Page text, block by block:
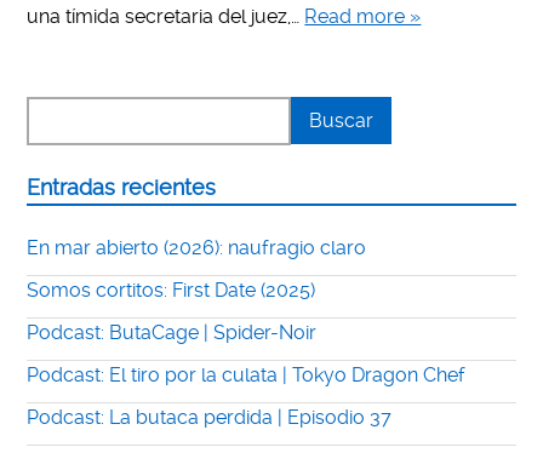
una tímida secretaria del juez,… Read more »
Entradas recientes
En mar abierto (2026): naufragio claro
Somos cortitos: First Date (2025)
Podcast: ButaCage | Spider-Noir
Podcast: El tiro por la culata | Tokyo Dragon Chef
Podcast: La butaca perdida | Episodio 37